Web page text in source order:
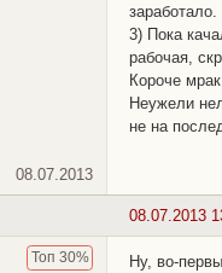
заработало.
3) Пока
рабочая,
Короче
Неужели
не на
08.07.2013
08.07.2013
Топ 30%
Ну, во-